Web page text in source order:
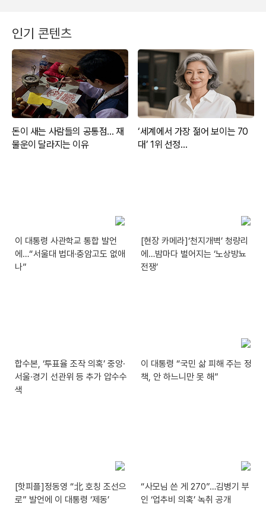
인기 콘텐츠
이 대통령 사관학교 통합 발언
에…“서울대 법대·충암고도 없애
나”
[현장 카메라]‘천지개벽’ 청량리
에…밤마다 벌어지는 ‘노상방뇨
전쟁’
합수본, ‘투표율 조작 의혹’ 중앙·
서울·경기 선관위 등 추가 압수수
색
이 대통령 “국민 삶 피해 주는 정
책, 안 하느니만 못 해”
[핫피플]정동영 “北 호칭 조선으
로” 발언에 이 대통령 ‘제동’
“사모님 쓴 게 270”…김병기 부
인 ‘업추비 의혹’ 녹취 공개